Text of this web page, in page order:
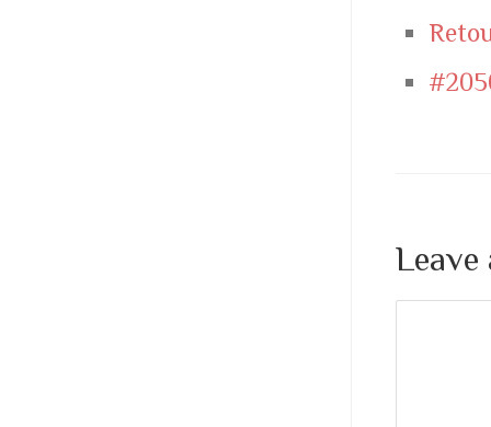
Leave